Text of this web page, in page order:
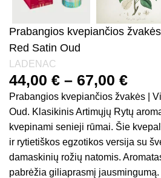
Prabangios kvepiančios
Red Satin Oud
LADENAC
44,00 € – 67,00 €
Prabangios kvepiančios žvakės |
Oud. Klasikinis Artimųjų Rytų
kvepinami senieji rūmai. Šie
ir rytietiškos egzotikos versija su
damaskinių rožių natomis.
pabrėžia giliaprasmį jausmingumą.